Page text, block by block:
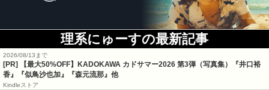
理系にゅーすの最新記事
2026/08/13まで
[PR]
【最大50%OFF】KADOKAWA カドサマー2026 第3弾（写真集）『井口裕
香』『似鳥沙也加』『森元流那』他
Kindleストア